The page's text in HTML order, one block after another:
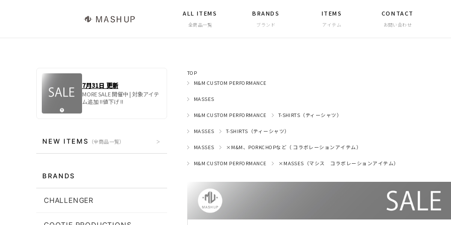
ALL ITEMS
全商品一覧
BRANDS
ブランド
ITEMS
アイテム
CONTACT
お問い合わせ
TOP
M&M CUSTOM PERFORMANCE
MASSES
M&M CUSTOM PERFORMANCE T-SHIRTS（ティーシャツ）
MASSES T-SHIRTS（ティーシャツ）
MASSES ×M&M、PORKCHOPなど（ コラボレーションアイテム）
M&M CUSTOM PERFORMANCE ×MASSES（マシス コラボレーションアイテム）
7月31日 更新
MORE SALE 開催中 | 対象アイテ
ム追加 !!値下げ !!
NEW ITEMS （全商品一覧）
BRANDS
CHALLENGER